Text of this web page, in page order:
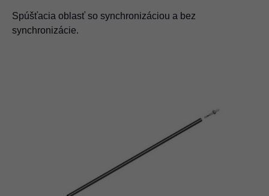
Spúšťacia oblasť so synchronizáciou a bez
synchronizácie.